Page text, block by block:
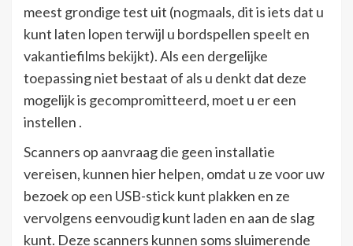
meest grondige test uit (nogmaals, dit is iets dat u
kunt laten lopen terwijl u bordspellen speelt en
vakantiefilms bekijkt). Als een dergelijke
toepassing niet bestaat of als u denkt dat deze
mogelijk is gecompromitteerd, moet u er een
instellen .
Scanners op aanvraag die geen installatie
vereisen, kunnen hier helpen, omdat u ze voor uw
bezoek op een USB-stick kunt plakken en ze
vervolgens eenvoudig kunt laden en aan de slag
kunt. Deze scanners kunnen soms sluimerende